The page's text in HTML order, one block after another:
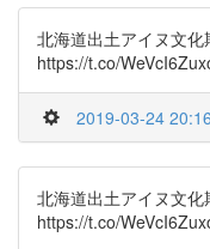
北海道出土アイヌ文化
https://t.co/
2019-03-24
北海道出土アイヌ文化
https://t.co/